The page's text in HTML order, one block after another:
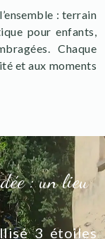
: terrain
pour enfants,
Chaque
et aux moments
: un lieu
3 étoiles